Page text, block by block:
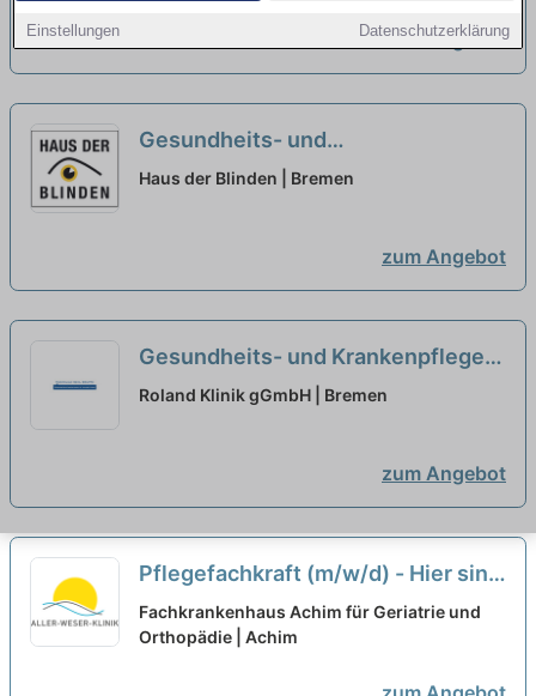
Einstellungen Datenschutzerklärung
zum Angebot
Gesundheits- und
Krankenpfleger:in (m/w/d) für den
Haus der Blinden | Bremen
zum Angebot
Gesundheits- und Krankenpfleger /
Pflegefachfrau/-mann (m/w/d)
Roland Klinik gGmbH | Bremen
zum Angebot
Pflegefachkraft (m/w/d) - Hier sind
Sie richtig! neu
Fachkrankenhaus Achim für Geriatrie und
Orthopädie | Achim